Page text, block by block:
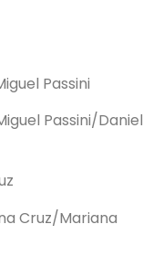
Passini
Passini/Daniel
Cruz/Mariana